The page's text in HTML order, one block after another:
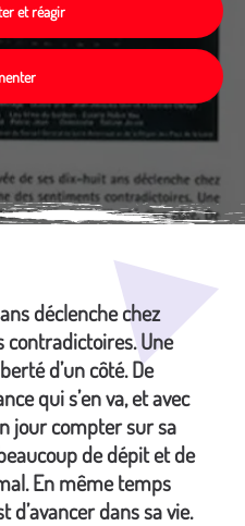
et réagir
déclenche chez
contradictoires. Une
d’un côté. De
qui s’en va, et avec
jour compter sur sa
de dépit et de
En même temps
d’avancer dans sa vie.